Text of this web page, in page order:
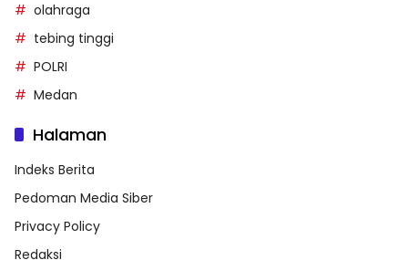
olahraga
tebing tinggi
POLRI
Medan
Halaman
Indeks Berita
Pedoman Media Siber
Privacy Policy
Redaksi